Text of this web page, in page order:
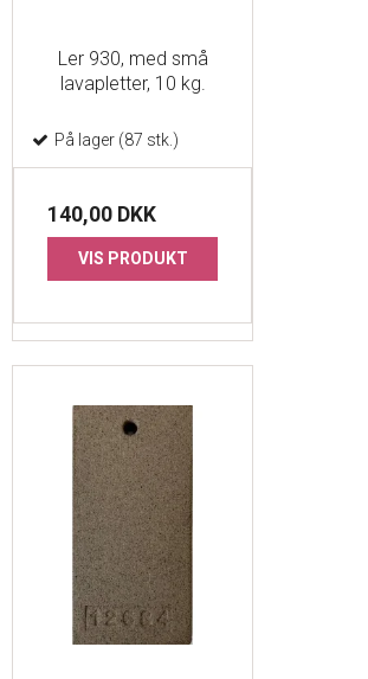
Ler 930, med små
lavapletter, 10 kg.
På lager (87 stk.)
140,00 DKK
VIS PRODUKT